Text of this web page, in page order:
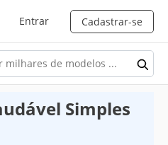
Entrar Cadastrar-se
Simples